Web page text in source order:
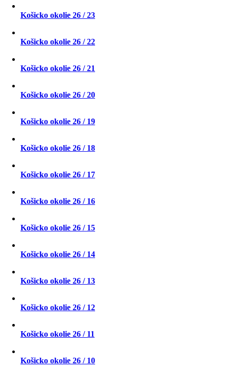
Košicko okolie 26 / 23
Košicko okolie 26 / 22
Košicko okolie 26 / 21
Košicko okolie 26 / 20
Košicko okolie 26 / 19
Košicko okolie 26 / 18
Košicko okolie 26 / 17
Košicko okolie 26 / 16
Košicko okolie 26 / 15
Košicko okolie 26 / 14
Košicko okolie 26 / 13
Košicko okolie 26 / 12
Košicko okolie 26 / 11
Košicko okolie 26 / 10